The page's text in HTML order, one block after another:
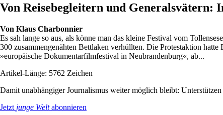
Von Reisebegleitern und
Von Klaus Charbonnier
Es sah lange so aus, als könne man das kleine Festival vom
300 zusammengenähten Bettlaken verhüllten. Die Protestaktion
»europäische Dokumentarfilmfestival in Neubrandenburg«, ab...
Artikel-Länge: 5762 Zeichen
Damit unabhängiger Journalismus weiter möglich bleibt:
Jetzt junge Weltabonnieren